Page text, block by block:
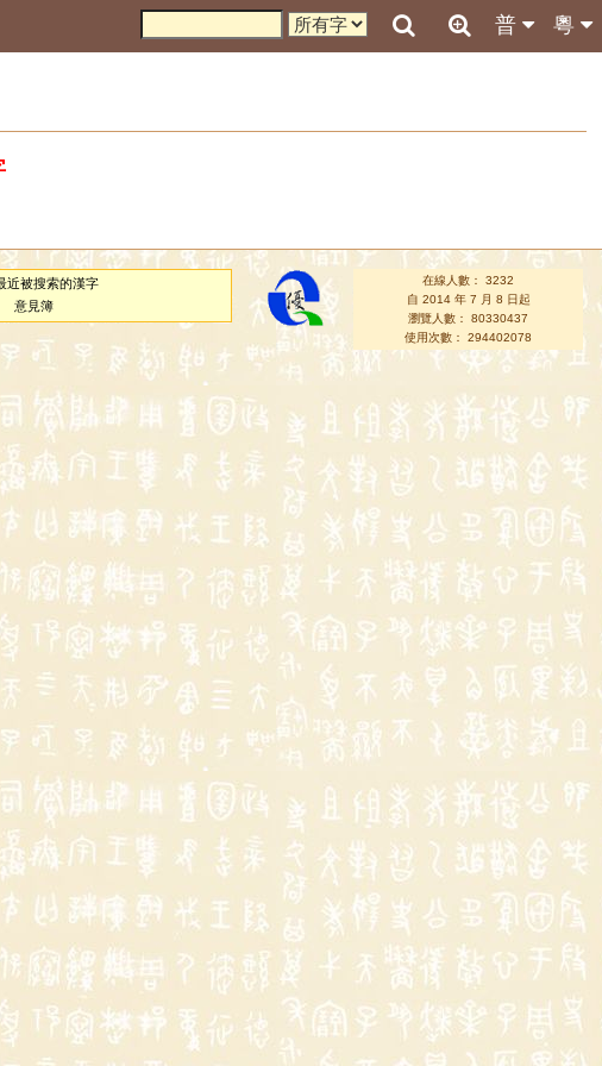
粵
普
近被搜索的漢字
意見簿
在線人數： 3232
自 2014 年 7 月 8 日起
瀏覽人數： 80330437
使用次數： 294402078